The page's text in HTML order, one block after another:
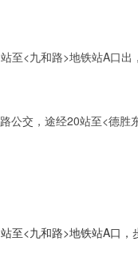
<九和路>地铁站A口出
交，途经20站至<德胜
<九和路>地铁站A口